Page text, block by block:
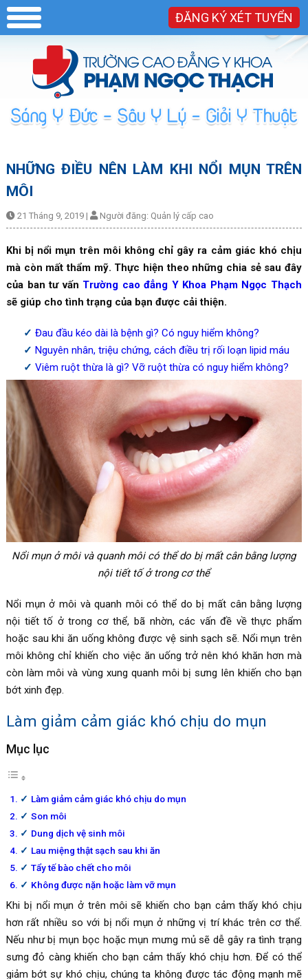
ĐĂNG KÝ XÉT TUYỂN
NHỮNG ĐIỀU NÊN LÀM KHI NỔI MỤN TRÊN
MÔI
21 Tháng 9, 2019 | Người đăng: Quản lý cấp cao
Khi bị nổi mụn trên môi không chỉ gây ra cảm giác khó chịu
mà còn mất thẩm mỹ. Thực hiện theo những chia sẻ sau đây
của ban tư vấn Trường cao đẳng Y Khoa Phạm Ngọc Thạch
sẽ giúp cho tình trạng của bạn được cải thiện.
Đau đầu kéo dài là bệnh gì? Có nguy hiểm không?
Nguyên nhân, triệu chứng, cách điều trị rối loạn lipid máu
Viêm ruột thừa là gì? Vỡ ruột thừa có nguy hiểm không?
Nổi mụn ở môi và quanh môi có thể do bị mất cân bằng lượng
nội tiết tố ở trong cơ thể
Nổi mụn ở môi và quanh môi có thể do bị mất cân bằng lượng
nội tiết tố ở trong cơ thể, bã nhờn, các vấn đề về thực phẩm
hoặc sau khi ăn uống không được vệ sinh sạch sẽ. Nổi mụn trên
môi không chỉ khiến cho việc ăn uống trở nên khó khăn hơn mà
còn làm môi và vùng xung quanh môi bị sưng lên khiến cho bạn
bớt xinh đẹp.
Làm giảm cảm giác khó chịu do mụn
Mục lục
Làm giảm cảm giác khó chịu do mụn
Son môi
Dung dịch vệ sinh môi
Lau miệng thật sạch sau khi ăn
Tẩy tế bào chết cho môi
Không được nặn hoặc làm vỡ mụn
Khi bị nổi mụn ở trên môi sẽ khiến cho bạn cảm thấy khó chịu
hơn rất nhiều so với bị nổi mụn ở những vị trí khác trên cơ thể.
Nếu như bị mụn bọc hoặc mụn mưng mủ sẽ dễ gây ra tình trạng
sưng đỏ càng khiến cho bạn cảm thấy khó chịu hơn. Để có thể
giảm bớt sự khó chịu, chúng ta không được tác động mạnh mẽ